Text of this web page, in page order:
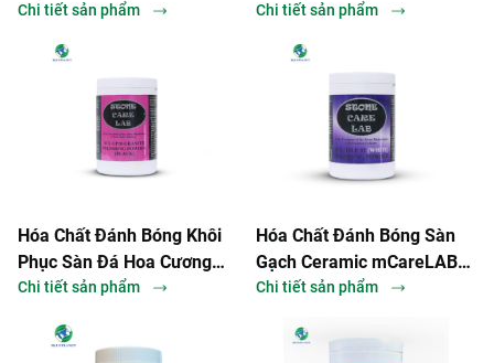
Chi tiết sản phẩm Chi tiết sản phẩm
Hóa Chất Đánh Bóng Khôi
Phục Sàn Đá Hoa Cương
mCareLAB SCL-GP20
Chi tiết sản phẩm
Hóa Chất Đánh Bóng Sàn
Gạch Ceramic mCareLAB
SCL-Tile #2 Polishing
Chi tiết sản phẩm